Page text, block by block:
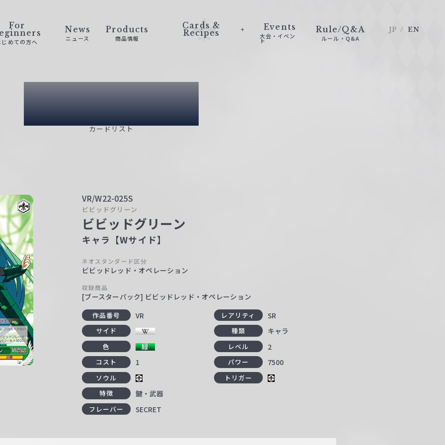
For
じめての方へ
News
ニュース
Products
商品情報
Cards &
Recipes
Events
大会・イベン
ト
Rule/Q&A
ルール・Q&A
JP EN
Card List
カードリスト
VR/W22-025S
ビビッドグリーン
ビビッドグリーン
キャラ【Wサイド】
ネオスタンダード区分
ビビッドレッド・オペレーション
収録商品
[ブースターパック] ビビッドレッド・オペレーション
作品番号 VR レアリティ SR
サイド 種類 キャラ
色 レベル 2
コスト 1 パワー 7500
ソウル
トリガー
特徴
鍵・武器
フレーバー SECRET